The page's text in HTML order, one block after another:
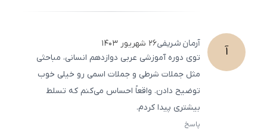
آ آرمانشریفی۲۶ شهریور ۱۴۰۳
توی دوره آموزشی عربی دوازدهم انسانی، مباحثی
مثل جملات شرطی و جملات اسمی رو خیلی خوب
توضیح دادن. واقعاً احساس می‌کنم که تسلط
بیشتری پیدا کردم.
پاسخ